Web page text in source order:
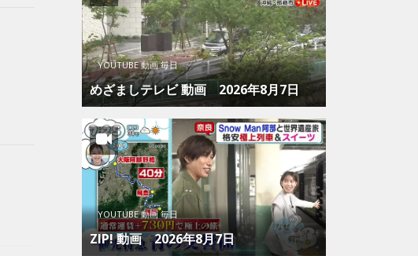
YOUTUBE 動画 毎日
めざましテレビ 動画 2026年8月7日
YOUTUBE 動画 毎日
ZIP! 動画 2026年8月7日